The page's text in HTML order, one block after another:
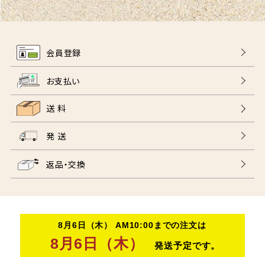
会員登録
お支払い
送 料
発 送
返品・交換